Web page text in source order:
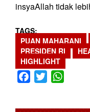
insyaAllah tidak
TAGS
PUAN MAHARANI
PRESIDEN RI
HIGHLIGHT
Facebook
Twitter